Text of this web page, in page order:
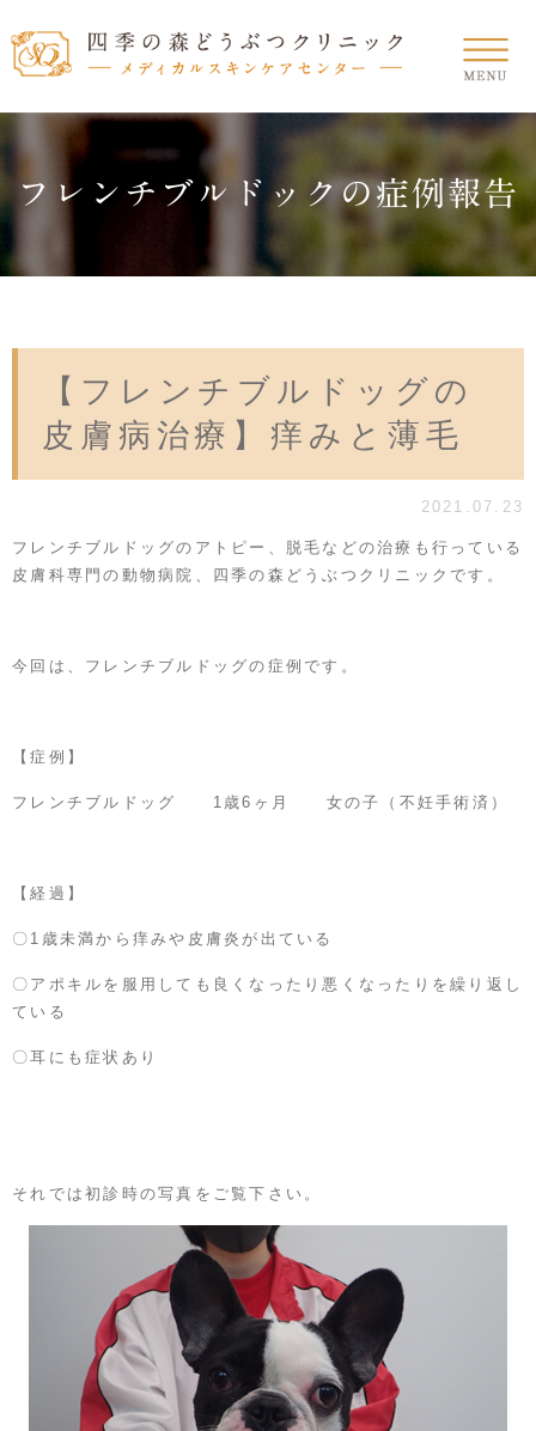
フレンチブルドックの症例報告
【フレンチブルドッグの
皮膚病治療】痒みと薄毛
2021.07.23
フレンチブルドッグのアトピー、脱毛などの治療も行っている
皮膚科専門の動物病院、四季の森どうぶつクリニックです。
今回は、フレンチブルドッグの症例です。
【症例】
フレンチブルドッグ 1歳6ヶ月 女の子（不妊手術済）
【経過】
〇1歳未満から痒みや皮膚炎が出ている
〇アポキルを服用しても良くなったり悪くなったりを繰り返し
ている
〇耳にも症状あり
それでは初診時の写真をご覧下さい。